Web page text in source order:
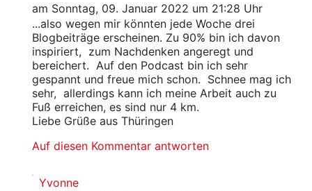
am Sonntag, 09. Januar 2022 um 21:28 Uhr
...also wegen mir könnten jede Woche drei
Blogbeiträge erscheinen. Zu 90% bin ich davon
inspiriert, zum Nachdenken angeregt und
bereichert. Auf den Podcast bin ich sehr
gespannt und freue mich schon. Schnee mag ich
sehr, allerdings kann ich meine Arbeit auch zu
Fuß erreichen, es sind nur 4 km.
Liebe Grüße aus Thüringen
Auf diesen Kommentar antworten
Yvonne